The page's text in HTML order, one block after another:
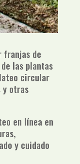
franjas de
las plantas
circular
y otras
en línea en
y cuidado